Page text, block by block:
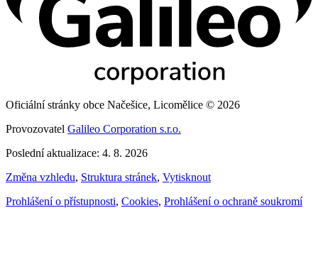
Oficiální stránky obce Načešice, Licomělice © 2026
Provozovatel Galileo Corporation s.r.o.
Poslední aktualizace: 4. 8. 2026
Změna vzhledu, Struktura stránek, Vytisknout
Prohlášení o přístupnosti, Cookies, Prohlášení o ochraně soukromí